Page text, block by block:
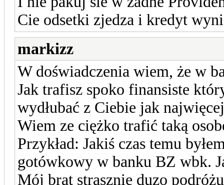
Cie odsetki zjedza i kredyt
markizz
W doświadczenia wiem, że w
Jak trafisz spoko finansiste
wydłubać z Ciebie jak
Wiem ze ciężko trafić taką
Przykład: Jakiś czas temu
gotówkowy w banku BZ wbk.
Mój brat strasznie duzo